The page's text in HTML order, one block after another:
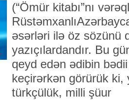
(“Ömür kitabı”nı
əsərləri ilə öz sözünü
yazıçılardandır. Bu
qeyd edən ədibin bədii
keçirərkən görürük ki,
türkçülük, milli şüur